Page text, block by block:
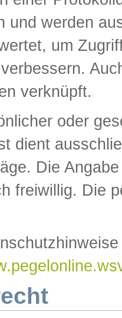
und werden
um
verknüpft.
oder
dient
Die
freiwillig. Die